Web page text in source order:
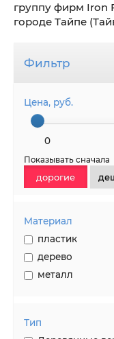
группу фирм Iron
городе Тайпе
Фильтр
Цена, руб.
0
Показывать сначала
дорогие
Материал
пластик
дерево
металл
Тип